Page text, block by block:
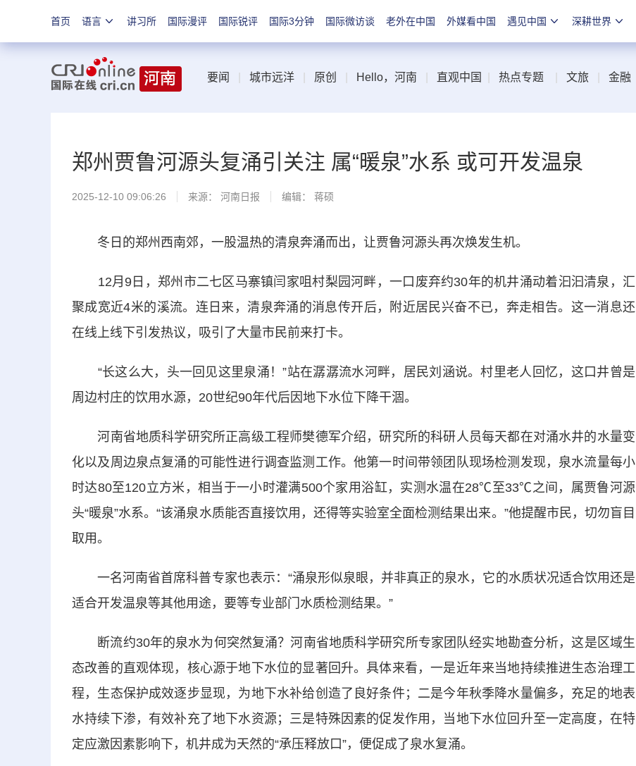
首页 语言 讲习所 国际漫评 国际锐评 国际3分钟 国际微访谈 老外在中国 外媒看中国 遇见中国 深耕世界
要闻 城市远洋 原创 Hello，河南 直观中国 热点专题 文旅 金融
郑州贾鲁河源头复涌引关注 属“暖泉”水系 或可开发温泉
2025-12-10 09:06:26 来源： 河南日报 编辑： 蒋硕
冬日的郑州西南郊，一股温热的清泉奔涌而出，让贾鲁河源头再次焕发生机。
12月9日，郑州市二七区马寨镇闫家咀村梨园河畔，一口废弃约30年的机井涌动着汩汩清泉，汇
聚成宽近4米的溪流。连日来，清泉奔涌的消息传开后，附近居民兴奋不已，奔走相告。这一消息还
在线上线下引发热议，吸引了大量市民前来打卡。
“长这么大，头一回见这里泉涌！”站在潺潺流水河畔，居民刘涵说。村里老人回忆，这口井曾是
周边村庄的饮用水源，20世纪90年代后因地下水位下降干涸。
河南省地质科学研究所正高级工程师樊德军介绍，研究所的科研人员每天都在对涌水井的水量变
化以及周边泉点复涌的可能性进行调查监测工作。他第一时间带领团队现场检测发现，泉水流量每小
时达80至120立方米，相当于一小时灌满500个家用浴缸，实测水温在28℃至33℃之间，属贾鲁河源
头“暖泉”水系。“该涌泉水质能否直接饮用，还得等实验室全面检测结果出来。”他提醒市民，切勿盲目
取用。
一名河南省首席科普专家也表示：“涌泉形似泉眼，并非真正的泉水，它的水质状况适合饮用还是
适合开发温泉等其他用途，要等专业部门水质检测结果。”
断流约30年的泉水为何突然复涌？河南省地质科学研究所专家团队经实地勘查分析，这是区域生
态改善的直观体现，核心源于地下水位的显著回升。具体来看，一是近年来当地持续推进生态治理工
程，生态保护成效逐步显现，为地下水补给创造了良好条件；二是今年秋季降水量偏多，充足的地表
水持续下渗，有效补充了地下水资源；三是特殊因素的促发作用，当地下水位回升至一定高度，在特
定应激因素影响下，机井成为天然的“承压释放口”，便促成了泉水复涌。